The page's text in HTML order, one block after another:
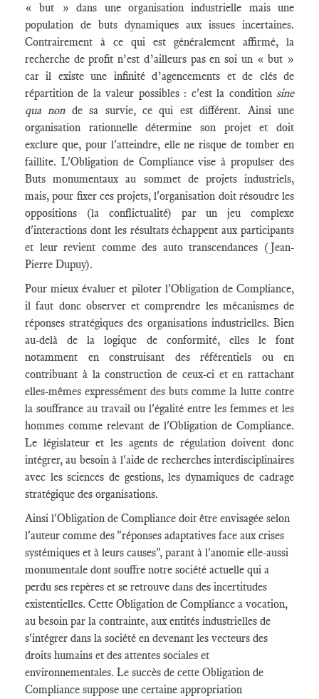
« but » dans une organisation industrielle mais une
population de buts dynamiques aux issues incertaines.
Contrairement à ce qui est généralement affirmé, la
recherche de profit n’est d’ailleurs pas en soi un « but »
car il existe une infinité d’agencements et de clés de
répartition de la valeur possibles : c'est la condition sine
qua nonde sa survie, ce qui est différent. Ainsi une
organisation rationnelle détermine son projet et doit
exclure que, pour l'atteindre, elle ne risque de tomber en
faillite. L'Obligation de Compliance vise à propulser des
Buts monumentaux au sommet de projets industriels,
mais, pour fixer ces projets, l'organisation doit résoudre les
oppositions (la conflictualité) par un jeu complexe
d'interactions dont les résultats échappent aux participants
et leur revient comme des auto transcendances (Jean-
Pierre Dupuy).
Pour mieux évaluer et piloter l'Obligation de Compliance,
il faut donc observer et comprendre les mécanismes de
réponses stratégiques des organisations industrielles. Bien
au-delà de la logique de conformité, elles le font
notamment en construisant des référentiels ou en
contribuant à la construction de ceux-ci et en rattachant
elles-mêmes expressément des buts comme la lutte contre
la souffrance au travail ou l'égalité entre les femmes et les
hommes comme relevant de l'Obligation de Compliance.
Le législateur et les agents de régulation doivent donc
intégrer, au besoin à l'aide de recherches interdisciplinaires
avec les sciences de gestions, les dynamiques de cadrage
stratégique des organisations.
Ainsi l'Obligation de Compliance doit être envisagée selon
l'auteur comme des "réponses adaptatives face aux crises
systémiques et à leurs causes", parant à l'anomie elle-aussi
monumentale dont souffre notre société actuelle qui a
perdu ses repères et se retrouve dans des incertitudes
existentielles. Cette Obligation de Compliance a vocation,
au besoin par la contrainte, aux entités industrielles de
s'intégrer dans la société en devenant les vecteurs des
droits humains et des attentes sociales et
environnementales. Le succès de cette Obligation de
Compliance suppose une certaine appropriation